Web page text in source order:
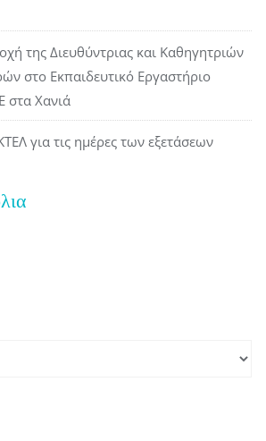
της Διευθύντριας και Καθηγητριών
στο Εκπαιδευτικό Εργαστήριο
στα Χανιά
για τις ημέρες των εξετάσεων